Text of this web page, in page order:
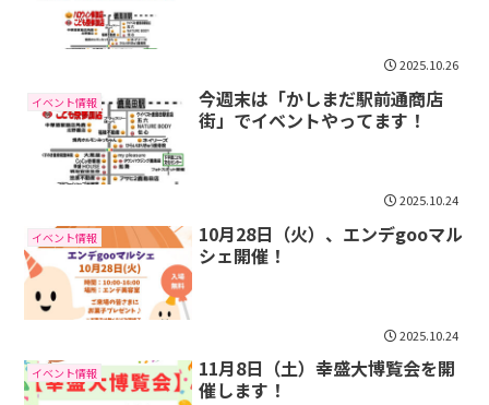
2025.10.26
イベント情報
今週末は「かしまだ駅前通商店
街」でイベントやってます！
2025.10.24
イベント情報
10月28日（火）、エンデgooマル
シェ開催！
2025.10.24
イベント情報
11月8日（土）幸盛大博覧会を開
催します！